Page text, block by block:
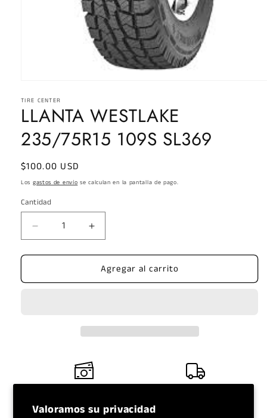
Valoramos su privacidad
multimedia
1
en
ventana
modal
TIRE CENTER
LLANTA WESTLAKE
235/75R15 109S SL369
Precio
habitual
$100.00 USD
Los gastos de envío se calculan en la pantalla de pago.
Cantidad
Reducir
cantidad
para
WESTLAKE
Aumentar
cantidad
para
LLANTA
WESTLAKE
Agregar al carrito